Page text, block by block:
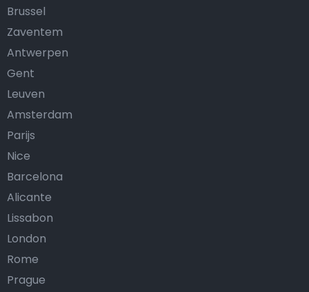
Brussel
Zaventem
Antwerpen
Gent
Leuven
Amsterdam
Parijs
Nice
Barcelona
Alicante
Lissabon
London
Rome
Prague